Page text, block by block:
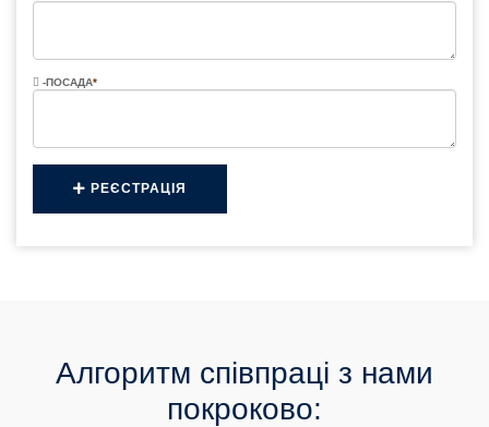
-ПОСАДА*
РЕЄСТРАЦІЯ
Алгоритм співпраці з нами
покроково: